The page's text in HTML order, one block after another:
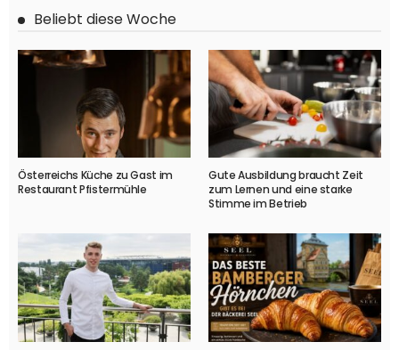
Beliebt diese Woche
Österreichs Küche zu Gast im
Restaurant Pfistermühle
Gute Ausbildung braucht Zeit
zum Lernen und eine starke
Stimme im Betrieb